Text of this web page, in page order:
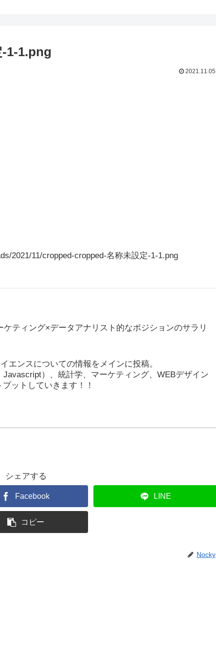
1-1.png
2021.11.05
2021/11/cropped-cropped-名称未設定-1-1.png
ケティング×データアナリスト的なポジションのサラリ
エンスについての情報をメインに投稿。
Javascript）、統計学、マーケティング、WEBデザイン
ットしていきます！！
シェアする
Facebook LINE
コピー
Nocky